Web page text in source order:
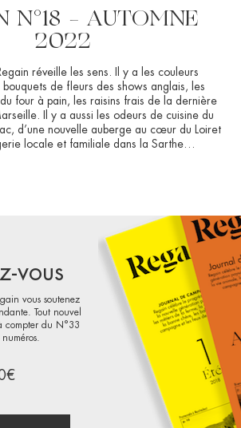
N°18 – AUTOMNE
2022
réveille les sens. Il y a les couleurs
de fleurs des shows anglais, les
four à pain, les raisins frais de la dernière
Il y a aussi les odeurs de cuisine du
d’une nouvelle auberge au cœur du Loiret
locale et familiale dans la Sarthe…
vous
vous soutenez
Tout nouvel
compter du N°33